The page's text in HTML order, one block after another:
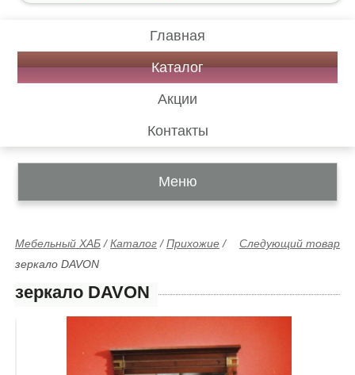
Главная
Каталог
Акции
Контакты
Меню
Следующий товар
Мебельный ХАБ /Каталог /Прихожие /
зеркало DAVON
зеркало DAVON